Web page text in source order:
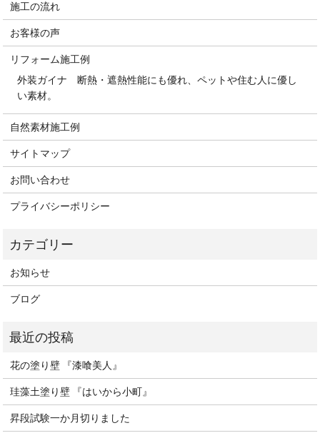
施工の流れ
お客様の声
リフォーム施工例
外装ガイナ 断熱・遮熱性能にも優れ、ペットや住む人に優し
い素材。
自然素材施工例
サイトマップ
お問い合わせ
プライバシーポリシー
お知らせ
ブログ
花の塗り壁 『漆喰美人』
珪藻土塗り壁 『はいから小町』
昇段試験一か月切りました